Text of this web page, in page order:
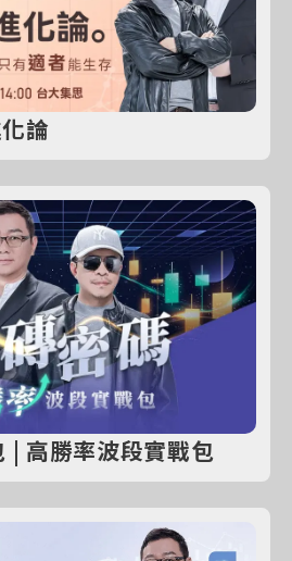
論
| 高勝率波段實戰包